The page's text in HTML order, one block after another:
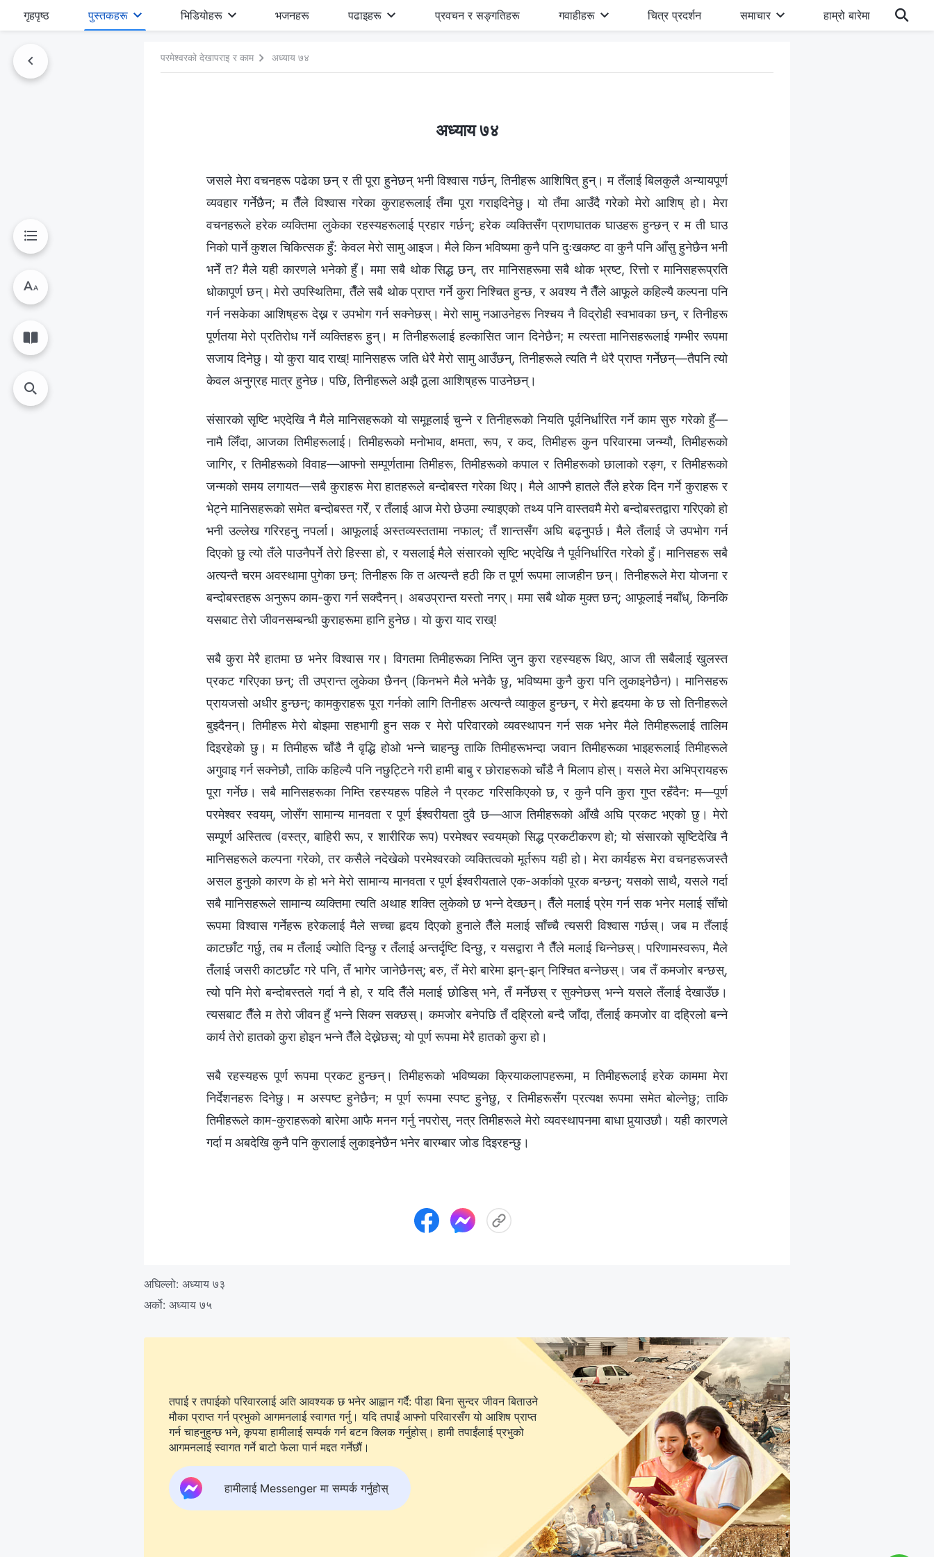
गृहपृष्ठ पुस्तकहरू भिडियोहरू भजनहरू पढाइहरू प्रवचन र सङ्गतिहरू गवाहीहरू चित्र प्रदर्शन समाचार हाम्रो बारेमा
परमेश्‍वरको देखापराइ र काम अध्याय ७४
अध्याय ७४
जसले मेरा वचनहरू पढेका छन् र ती पूरा हुनेछन् भनी विश्‍वास गर्छन्, तिनीहरू आशिषित् हुन्। म तँलाई बिलकुलै अन्यायपूर्ण
व्यवहार गर्नेछैन; म तैँले विश्‍वास गरेका कुराहरूलाई तँमा पूरा गराइदिनेछु। यो तँमा आउँदै गरेको मेरो आशिष् हो। मेरा
वचनहरूले हरेक व्यक्तिमा लुकेका रहस्यहरूलाई प्रहार गर्छन्; हरेक व्यक्तिसँग प्राणघातक घाउहरू हुन्छन् र म ती घाउ
निको पार्ने कुशल चिकित्सक हुँ: केवल मेरो सामु आइज। मैले किन भविष्यमा कुनै पनि दुःखकष्ट वा कुनै पनि आँसु हुनेछैन भनी
भनेँ त? मैले यही कारणले भनेको हुँ। ममा सबै थोक सिद्ध छन्, तर मानिसहरूमा सबै थोक भ्रष्ट, रित्तो र मानिसहरूप्रति
धोकापूर्ण छन्। मेरो उपस्थितिमा, तैँले सबै थोक प्राप्त गर्ने कुरा निश्चित हुन्छ, र अवश्य नै तैँले आफूले कहिल्यै कल्पना पनि
गर्न नसकेका आशिष्‌हरू देख्न र उपभोग गर्न सक्नेछस्। मेरो सामु नआउनेहरू निश्चय नै विद्रोही स्वभावका छन्, र तिनीहरू
पूर्णतया मेरो प्रतिरोध गर्ने व्यक्तिहरू हुन्। म तिनीहरूलाई हल्‍कासित जान दिनेछैन; म त्यस्ता मानिसहरूलाई गम्भीर रूपमा
सजाय दिनेछु। यो कुरा याद राख्! मानिसहरू जति धेरै मेरो सामु आउँछन्, तिनीहरूले त्यति नै धेरै प्राप्त गर्नेछन्—तैपनि त्यो
केवल अनुग्रह मात्र हुनेछ। पछि, तिनीहरूले अझै ठूला आशिष्‌हरू पाउनेछन्।
संसारको सृष्टि भएदेखि नै मैले मानिसहरूको यो समूहलाई चुन्ने र तिनीहरूको नियति पूर्वनिर्धारित गर्ने काम सुरु गरेको हुँ—
नामै लिँदा, आजका तिमीहरूलाई। तिमीहरूको मनोभाव, क्षमता, रूप, र कद, तिमीहरू कुन परिवारमा जन्म्यौ, तिमीहरूको
जागिर, र तिमीहरूको विवाह—आफ्‍नो सम्पूर्णतामा तिमीहरू, तिमीहरूको कपाल र तिमीहरूको छालाको रङ्ग, र तिमीहरूको
जन्मको समय लगायत—सबै कुराहरू मेरा हातहरूले बन्दोबस्त गरेका थिए। मैले आफ्नै हातले तैँले हरेक दिन गर्ने कुराहरू र
भेट्ने मानिसहरूको समेत बन्दोबस्त गरेँ, र तँलाई आज मेरो छेउमा ल्याइएको तथ्य पनि वास्तवमै मेरो बन्दोबस्तद्वारा गरिएको हो
भनी उल्लेख गरिरहनु नपर्ला। आफूलाई अस्तव्यस्ततामा नफाल्; तँ शान्तसँग अघि बढ्नुपर्छ। मैले तँलाई जे उपभोग गर्न
दिएको छु त्यो तँले पाउनैपर्ने तेरो हिस्सा हो, र यसलाई मैले संसारको सृष्टि भएदेखि नै पूर्वनिर्धारित गरेको हुँ। मानिसहरू सबै
अत्यन्तै चरम अवस्थामा पुगेका छन्: तिनीहरू कि त अत्यन्तै हठी कि त पूर्ण रूपमा लाजहीन छन्। तिनीहरूले मेरा योजना र
बन्दोबस्तहरू अनुरूप काम-कुरा गर्न सक्दैनन्। अबउप्रान्त यस्तो नगर्। ममा सबै थोक मुक्त छन्; आफूलाई नबाँध्, किनकि
यसबाट तेरो जीवनसम्बन्धी कुराहरूमा हानि हुनेछ। यो कुरा याद राख्!
सबै कुरा मेरै हातमा छ भनेर विश्‍वास गर। विगतमा तिमीहरूका निम्ति जुन कुरा रहस्यहरू थिए, आज ती सबैलाई खुलस्त
प्रकट गरिएका छन्; ती उप्रान्त लुकेका छैनन् (किनभने मैले भनेकै छु, भविष्यमा कुनै कुरा पनि लुकाइनेछैन)। मानिसहरू
प्रायजसो अधीर हुन्छन्; कामकुराहरू पूरा गर्नको लागि तिनीहरू अत्यन्तै व्याकुल हुन्छन्, र मेरो हृदयमा के छ सो तिनीहरूले
बुझ्दैनन्। तिमीहरू मेरो बोझमा सहभागी हुन सक र मेरो परिवारको व्यवस्थापन गर्न सक भनेर मैले तिमीहरूलाई तालिम
दिइरहेको छु। म तिमीहरू चाँडै नै वृद्धि होओ भन्‍ने चाहन्छु ताकि तिमीहरूभन्दा जवान तिमीहरूका भाइहरूलाई तिमीहरूले
अगुवाइ गर्न सक्‍नेछौ, ताकि कहिल्यै पनि नछुट्टिने गरी हामी बाबु र छोराहरूको चाँडै नै मिलाप होस्। यसले मेरा अभिप्रायहरू
पूरा गर्नेछ। सबै मानिसहरूका निम्ति रहस्यहरू पहिले नै प्रकट गरिसकिएको छ, र कुनै पनि कुरा गुप्त रहँदैन: म—पूर्ण
परमेश्‍वर स्‍वयम्, जोसँग सामान्य मानवता र पूर्ण ईश्‍वरीयता दुवै छ—आज तिमीहरूको आँखै अघि प्रकट भएको छु। मेरो
सम्पूर्ण अस्तित्व (वस्‍त्र, बाहिरी रूप, र शारीरिक रूप) परमेश्‍वर स्‍वयम्‌को सिद्ध प्रकटीकरण हो; यो संसारको सृष्टिदेखि नै
मानिसहरूले कल्‍पना गरेको, तर कसैले नदेखेको परमेश्‍वरको व्यक्तित्वको मूर्तरूप यही हो। मेरा कार्यहरू मेरा वचनहरूजस्तै
असल हुनुको कारण के हो भने मेरो सामान्य मानवता र पूर्ण ईश्‍वरीयताले एक-अर्काको पूरक बन्छन्; यसको साथै, यसले गर्दा
सबै मानिसहरूले सामान्य व्यक्तिमा त्यति अथाह शक्ति लुकेको छ भन्‍ने देख्छन्। तैँले मलाई प्रेम गर्न सक भनेर मलाई साँचो
रूपमा विश्‍वास गर्नेहरू हरेकलाई मैले सच्‍चा हृदय दिएको हुनाले तैँले मलाई साँच्चै त्यसरी विश्‍वास गर्छस्। जब म तँलाई
काटछाँट गर्छु, तब म तँलाई ज्योति दिन्छु र तँलाई अन्तर्दृष्टि दिन्छु, र यसद्वारा नै तैँले मलाई चिन्‍नेछस्। परिणामस्वरूप, मैले
तँलाई जसरी काटछाँट गरे पनि, तँ भागेर जानेछैनस्; बरु, तँ मेरो बारेमा झन्-झन् निश्‍चित बन्‍नेछस्। जब तँ कमजोर बन्छस्,
त्यो पनि मेरो बन्दोबस्तले गर्दा नै हो, र यदि तैँले मलाई छोडिस् भने, तँ मर्नेछस् र सुक्‍नेछस् भन्‍ने यसले तँलाई देखाउँछ।
त्यसबाट तैँले म तेरो जीवन हुँ भन्‍ने सिक्‍न सक्छस्। कमजोर बनेपछि तँ दह्रिलो बन्दै जाँदा, तँलाई कमजोर वा दह्रिलो बन्‍ने
कार्य तेरो हातको कुरा होइन भन्‍ने तैँले देख्नेछस्; यो पूर्ण रूपमा मेरै हातको कुरा हो।
सबै रहस्यहरू पूर्ण रूपमा प्रकट हुन्छन्। तिमीहरूको भविष्यका क्रियाकलापहरूमा, म तिमीहरूलाई हरेक काममा मेरा
निर्देशनहरू दिनेछु। म अस्पष्ट हुनेछैन; म पूर्ण रूपमा स्पष्ट हुनेछु, र तिमीहरूसँग प्रत्यक्ष रूपमा समेत बोल्‍नेछु; ताकि
तिमीहरूले काम-कुराहरूको बारेमा आफै मनन गर्नु नपरोस्, नत्र तिमीहरूले मेरो व्यवस्थापनमा बाधा पुर्‍याउछौ। यही कारणले
गर्दा म अबदेखि कुनै पनि कुरालाई लुकाइनेछैन भनेर बारम्‍बार जोड दिइरहन्छु।
अघिल्लो: अध्याय ७३
अर्को: अध्याय ७५
तपाई र तपाईको परिवारलाई अति आवश्यक छ भनेर आह्वान गर्दै: पीडा बिना सुन्दर जीवन बिताउने
मौका प्राप्त गर्न प्रभुको आगमनलाई स्वागत गर्नु। यदि तपाईं आफ्नो परिवारसँग यो आशिष प्राप्त
गर्न चाहनुहुन्छ भने, कृपया हामीलाई सम्पर्क गर्न बटन क्लिक गर्नुहोस्। हामी तपाईंलाई प्रभुको
आगमनलाई स्वागत गर्ने बाटो फेला पार्न मद्दत गर्नेछौं।
हामीलाई Messenger मा सम्पर्क गर्नुहोस्